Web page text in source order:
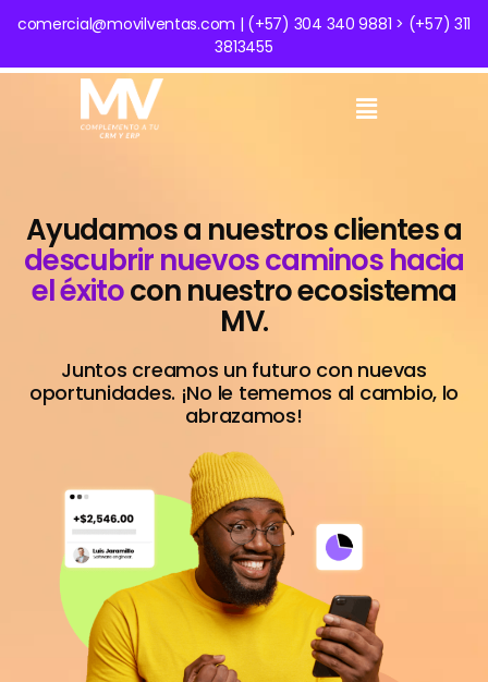
comercial@movilventas.com | (+57) 304 340 9881 > (+57) 311
3813455
Ayudamos a nuestros clientes a
descubrir nuevos caminos hacia
el éxitocon nuestro ecosistema
MV.
Juntos creamos un futuro con nuevas
oportunidades. ¡No le tememos al cambio, lo
abrazamos!